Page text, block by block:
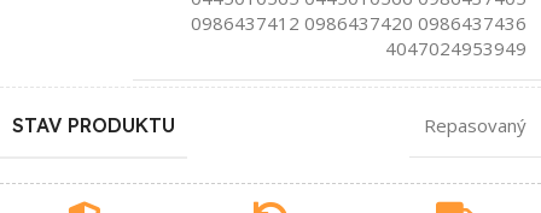
0986437412 0986437420 0986437436
4047024953949
STAV PRODUKTU Repasovaný